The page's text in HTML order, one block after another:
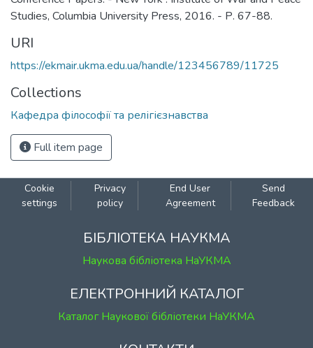
Studies, Columbia University Press, 2016. - Р. 67-88.
URI
https://ekmair.ukma.edu.ua/handle/123456789/11725
Collections
Кафедра філософії та релігієзнавства
Full item page
Cookie
settings
Privacy
policy
End User
Agreement
Send
Feedback
БІБЛІОТЕКА НАУКМА
Наукова бібліотека НаУКМА
ЕЛЕКТРОННИЙ КАТАЛОГ
Каталог Наукової бібліотеки НаУКМА